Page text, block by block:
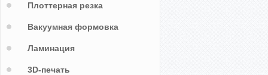
Плоттерная резка
Вакуумная формовка
Ламинация
3D-печать